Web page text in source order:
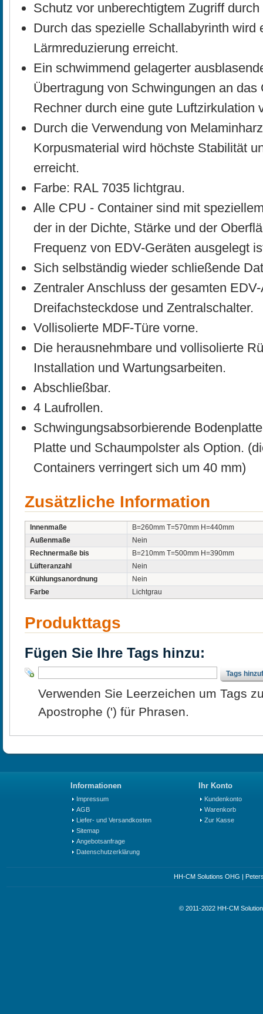
Schutz vor unberechtigtem Zugriff
Durch das spezielle Schallabyrinth wird
Lärmreduzierung erreicht.
Ein schwimmend gelagerter
Übertragung von Schwingungen an
Rechner durch eine gute Luftzirkulation
Durch die Verwendung von
Korpusmaterial wird höchste Stabilität
erreicht.
Farbe: RAL 7035 lichtgrau.
Alle CPU - Container sind mit
der in der Dichte, Stärke und der
Frequenz von EDV-Geräten ausgelegt
Sich selbständig wieder schließende
Zentraler Anschluss der gesamten
Dreifachsteckdose und Zentralschalter.
Vollisolierte MDF-Türe vorne.
Die herausnehmbare und vollisolierte
Installation und Wartungsarbeiten.
Abschließbar.
4 Laufrollen.
Schwingungsabsorbierende
Platte und Schaumpolster als Option.
Containers verringert sich um 40 mm)
Zusätzliche Information
Innenmaße
B=260mm T=570mm H=440mm
Außenmaße
Nein
Rechnermaße bis
B=210mm T=500mm H=390mm
Lüfteranzahl
Nein
Kühlungsanordnung
Nein
Farbe
Lichtgrau
Produkttags
Fügen Sie Ihre Tags hinzu:
Tags
Verwenden Sie Leerzeichen um Tags
Apostrophe (') für Phrasen.
Informationen
Impressum
AGB
Liefer- und Versandkosten
Sitemap
Angebotsanfrage
Datenschutzerklärung
Ihr Konto
Kundenkonto
Warenkorb
Zur Kasse
HH-CM Solutions OHG |
© 2011-2022 HH-CM